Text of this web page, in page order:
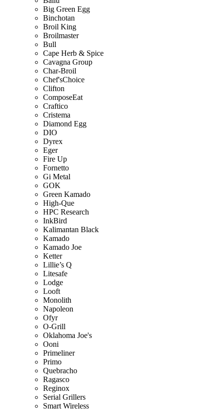
Big Green Egg
Binchotan
Broil King
Broilmaster
Bull
Cape Herb & Spice
Cavagna Group
Char-Broil
Chef'sChoice
Clifton
ComposeEat
Craftico
Cristema
Diamond Egg
DIO
Dyrex
Eger
Fire Up
Fornetto
Gi Metal
GOK
Green Kamado
High-Que
HPC Research
InkBird
Kalimantan Black
Kamado
Kamado Joe
Ketter
Lillie’s Q
Litesafe
Lodge
Looft
Monolith
Napoleon
Ofyr
O-Grill
Oklahoma Joe's
Ooni
Primeliner
Primo
Quebracho
Ragasco
Reginox
Serial Grillers
Smart Wireless